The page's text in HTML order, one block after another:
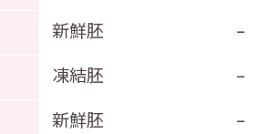
新鮮胚
–
凍結胚
–
新鮮胚
–